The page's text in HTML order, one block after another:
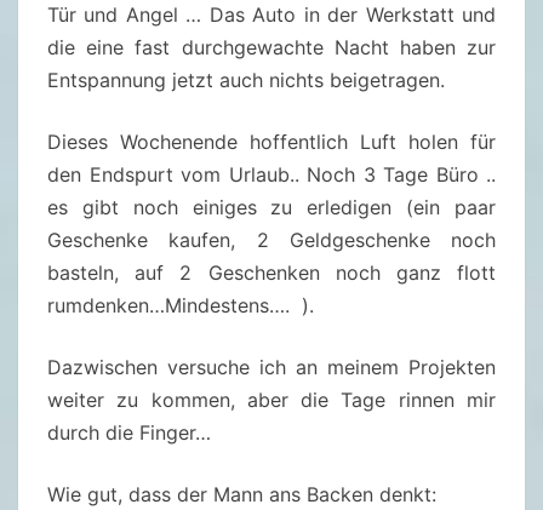
Tür und Angel … Das Auto in der Werkstatt und
die eine fast durchgewachte Nacht haben zur
Entspannung jetzt auch nichts beigetragen.
Dieses Wochenende hoffentlich Luft holen für
den Endspurt vom Urlaub.. Noch 3 Tage Büro ..
es gibt noch einiges zu erledigen (ein paar
Geschenke kaufen, 2 Geldgeschenke noch
basteln, auf 2 Geschenken noch ganz flott
rumdenken…Mindestens…. ).
Dazwischen versuche ich an meinem Projekten
weiter zu kommen, aber die Tage rinnen mir
durch die Finger…
Wie gut, dass der Mann ans Backen denkt: